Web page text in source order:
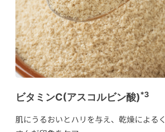
ビタミンC(アスコルビン酸)*3
肌にうるおいとハリを与え、乾燥によるく